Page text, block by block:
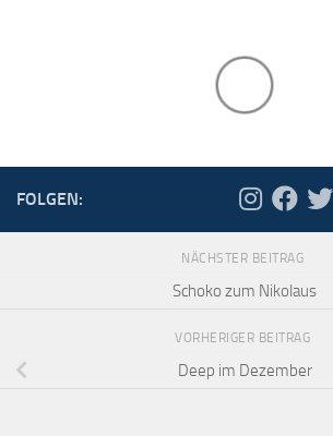
FOLGEN:
NÄCHSTER BEITRAG
Schoko zum Nikolaus
VORHERIGER BEITRAG
Deep im Dezember